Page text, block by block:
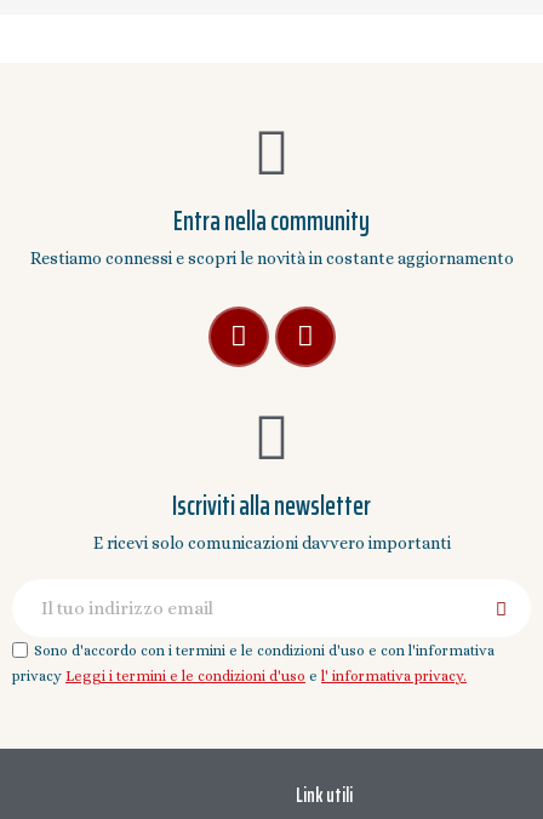
Entra nella community
Restiamo connessi e scopri le novità in costante aggiornamento
Iscriviti alla newsletter
E ricevi solo comunicazioni davvero importanti
Sono d'accordo con i termini e le condizioni d'uso e con l'informativa
privacy Leggi i termini e le condizioni d'uso e l' informativa privacy.
Link utili